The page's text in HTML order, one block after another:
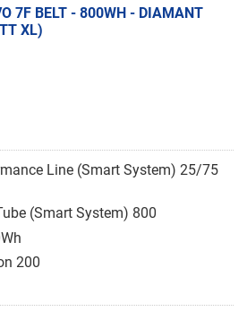
7F BELT - 800WH - DIAMANT
XL)
Line (Smart System) 25/75
(Smart System) 800
200